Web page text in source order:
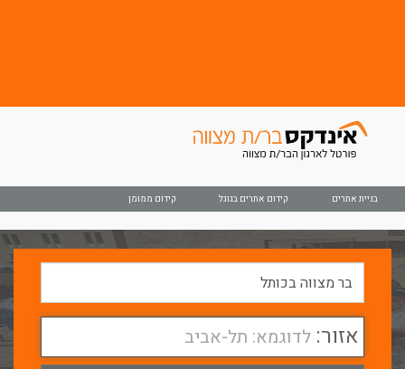
בניית אתרים קידום אתרים בגוגל קידום ממומן
אזור: לדוגמא: תל-אביב